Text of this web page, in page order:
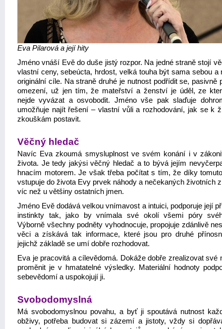
Eva Pilarová a její hity
Jméno vnáší Evě do duše jistý rozpor. Na jedné straně stojí
vlastní ceny, sebeúcta, hrdost, velká touha být sama sebou a
originální cíle. Na straně druhé je nutnost podřídit se, pasivně
omezení, už jen tím, že mateřství a ženství je úděl, ze
nejde vyvázat a osvobodit. Jméno vše pak slaďuje
umožňuje najít řešení – vlastní vůli a rozhodování, jak se k
zkouškám postavit.
Věčný hledač
Navíc Eva zkoumá smysluplnost ve svém konání i v
života. Je tedy jakýsi věčný hledač a to bývá jejím
hnacím motorem. Je však třeba počítat s tím, že díky
vstupuje do života Evy prvek náhody a nečekaných životních
víc než u většiny ostatních jmen.
Jméno Evě dodává velkou vnímavost a intuici, podporuje její
instinkty tak, jako by vnímala své okolí všemi póry
Výborně všechny podněty vyhodnocuje, propojuje zdánlivě
věci a získává tak informace, které jsou pro druhé
jejichž základě se umí dobře rozhodovat.
Eva je pracovitá a cílevědomá. Dokáže dobře zrealizovat své
proměnit je v hmatatelné výsledky. Materiální hodnoty
sebevědomí a uspokojují ji.
Svobodomyslná
Má svobodomyslnou povahu, a byť ji spoutává nutnost
obživy, potřeba budovat si zázemí a jistoty, vždy si